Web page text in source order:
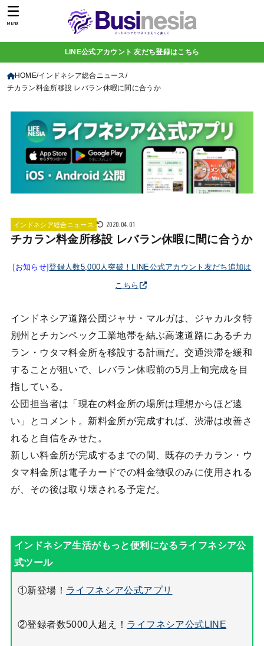
MENU
LINE公式アカウント 友だち登録はこちら
HOME インドネシア総合ニュース
チカラン料金所移設 レバラン休暇に間に合うか
インドネシア総合ニュース 2020.04.01
チカラン料金所移設 レバラン休暇に間に合うか
[お知らせ]登録人数5,000人突破！LINE公式アカウント友だち追加は
こちら
インドネシア道路公団ジャサ・マルガは、ジャカルタ特
別州とチカンペック工業地帯を結ぶ高速道路にあるチカ
ラン・ウタマ料金所を移設する計画だ。交通渋滞を緩和
することが狙いで、レバラン休暇前の5月上旬完成を目
指している。
公団担当者は「現在の料金所の場所は理想からほど遠
い」とコメント。新料金所が完成すれば、渋滞は改善さ
れると自信をみせた。
新しい料金所が完成するまでの間、既存のチカラン・ウ
タマ料金所は電子カードでの料金徴収のみに使用される
が、その後は取り壊される予定だ。
①新登場！ ライフネシア公式アプリ
②登録者数5000人超え！ ライフネシア公式LINE